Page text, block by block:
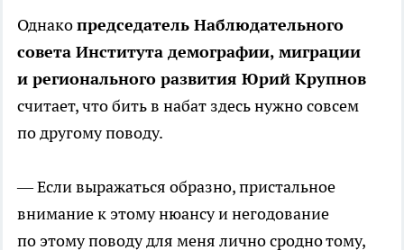
Однакопредседатель Наблюдательного
совета Института демографии, миграции
и регионального развития Юрий Крупнов
считает, что бить в набат здесь нужно совсем
по другому поводу.
— Если выражаться образно, пристальное
внимание к этому нюансу и негодование
по этому поводу для меня лично сродно тому,